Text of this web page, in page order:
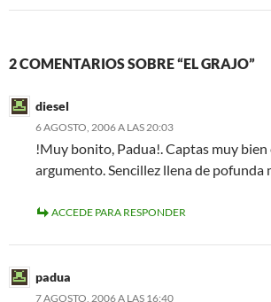
2 COMENTARIOS SOBRE “EL GRAJO”
diesel
6 AGOSTO, 2006 A LAS 20:03
!Muy bonito, Padua!. Captas muy bien
argumento. Sencillez llena de pofunda
ACCEDE PARA RESPONDER
padua
7 AGOSTO, 2006 A LAS 16:40